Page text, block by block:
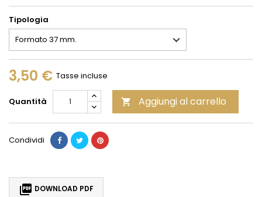
Tipologia
3,50 € Tasse incluse
Quantità  Aggiungi al carrello
Condividi
 DOWNLOAD PDF